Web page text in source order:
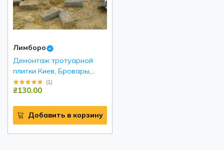
Лимборо
Демонтаж тротуарной
плитки Киев, Бровары,
Борисполь и р.н
(1)
₴130.00
Добавить в корзину